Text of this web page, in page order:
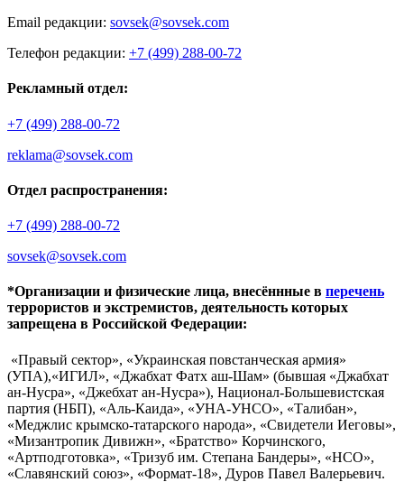
Email редакции: sovsek@sovsek.com
Телефон редакции: +7 (499) 288-00-72
Рекламный отдел:
+7 (499) 288-00-72
reklama@sovsek.com
Отдел распространения:
+7 (499) 288-00-72
sovsek@sovsek.com
*Организации и физические лица, внесённные в перечень
террористов и экстремистов, деятельность которых
запрещена в Российской Федерации:
«Правый сектор», «Украинская повстанческая армия»
(УПА),«ИГИЛ», «Джабхат Фатх аш-Шам» (бывшая «Джабхат
ан-Нусра», «Джебхат ан-Нусра»), Национал-Большевистская
партия (НБП), «Аль-Каида», «УНА-УНСО», «Талибан»,
«Меджлис крымско-татарского народа», «Свидетели Иеговы»,
«Мизантропик Дивижн», «Братство» Корчинского,
«Артподготовка», «Тризуб им. Степана Бандеры», «НСО»,
«Славянский союз», «Формат-18», Дуров Павел Валерьевич.